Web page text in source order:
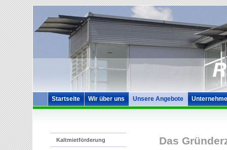
Startseite Wir über uns Unsere Angebote
Kaltmietförderung Das